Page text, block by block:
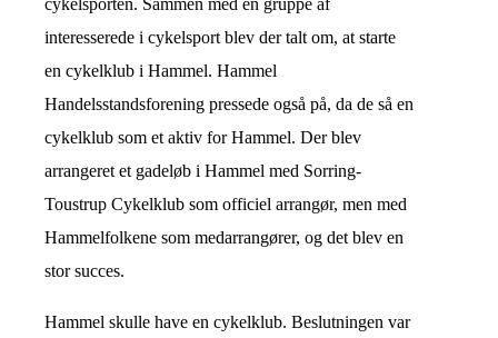
cykelsporten. Sammen med en gruppe af
interesserede i cykelsport blev der talt om, at starte
en cykelklub i Hammel. Hammel
Handelsstandsforening pressede også på, da de så en
cykelklub som et aktiv for Hammel. Der blev
arrangeret et gadeløb i Hammel med Sorring-
Toustrup Cykelklub som officiel arrangør, men med
Hammelfolkene som medarrangører, og det blev en
stor succes.
Hammel skulle have en cykelklub. Beslutningen var